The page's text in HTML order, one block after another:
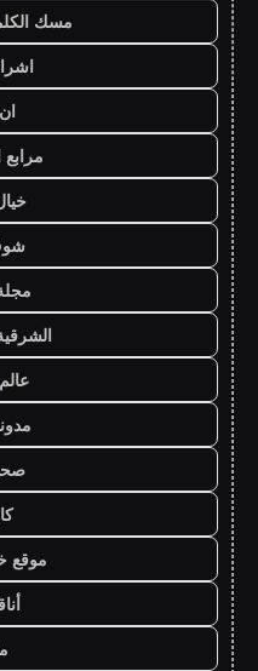
مسك
مرابع
موقع